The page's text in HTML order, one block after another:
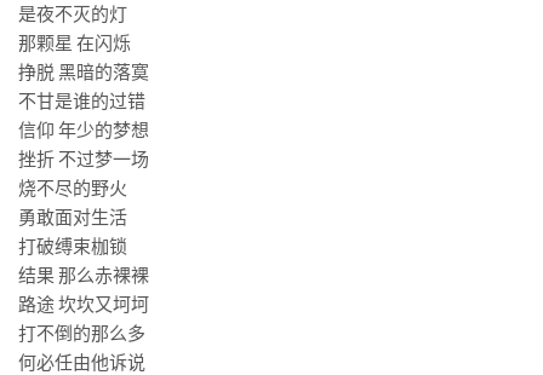
精品域名
友情链接
是夜不灭的灯
那颗星 在闪烁
挣脱 黑暗的落寞
不甘是谁的过错
信仰 年少的梦想
挫折 不过梦一场
烧不尽的野火
勇敢面对生活
打破缚束枷锁
结果 那么赤裸裸
路途 坎坎又坷坷
打不倒的那么多
何必任由他诉说